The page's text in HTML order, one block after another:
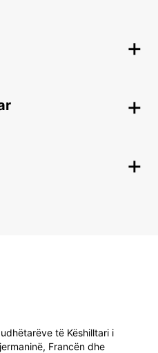
të Këshilltari i
Francën dhe